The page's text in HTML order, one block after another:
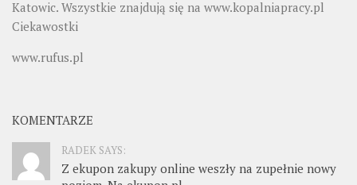
Katowic. Wszystkie znajdują się na www.kopalniapracy.pl
Ciekawostki
www.rufus.pl
KOMENTARZE
RADEK SAYS:
Z ekupon zakupy online weszły na zupełnie nowy